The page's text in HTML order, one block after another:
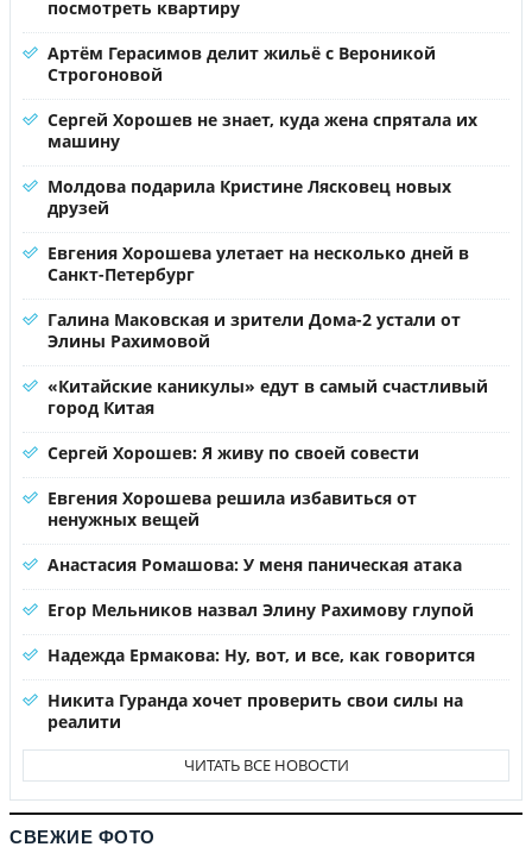
посмотреть квартиру
Артём Герасимов делит жильё с Вероникой
Строгоновой
Сергей Хорошев не знает, куда жена спрятала их
машину
Молдова подарила Кристине Лясковец новых
друзей
Евгения Хорошева улетает на несколько дней в
Санкт-Петербург
Галина Маковская и зрители Дома-2 устали от
Элины Рахимовой
«Китайские каникулы» едут в самый счастливый
город Китая
Сергей Хорошев: Я живу по своей совести
Евгения Хорошева решила избавиться от
ненужных вещей
Анастасия Ромашова: У меня паническая атака
Егор Мельников назвал Элину Рахимову глупой
Надежда Ермакова: Ну, вот, и все, как говорится
Никита Гуранда хочет проверить свои силы на
реалити
ЧИТАТЬ ВСЕ НОВОСТИ
СВЕЖИЕ ФОТО